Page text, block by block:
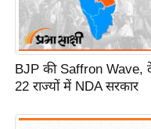
BJP की Saffron Wave,
22 राज्यों में NDA सरकार